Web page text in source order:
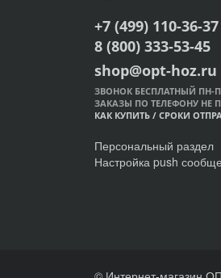
+7 (499) 110-36-37
8 (800) 333-53-45
shop@opt-hoz.ru
ЗВОНОК БЕСПЛАТНЫЙ ПН-
ЗАКАЗЫ ПО ТЕЛЕФОНУ НЕ
КАК КУПИТЬ / СРОКИ
Персональный раздел
Настройка push